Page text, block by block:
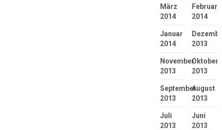
März
2014
Februar
2014
Januar
2014
2013
November
2013
Oktober
2013
September
2013
August
2013
Juli
2013
Juni
2013